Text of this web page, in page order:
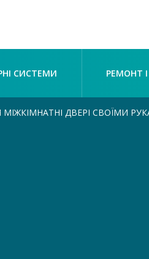
СИСТЕМИ РЕМОНТ
ДВЕРІ СВОЇМИ